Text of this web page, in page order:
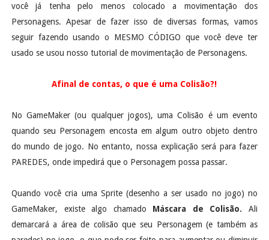
você já tenha pelo menos colocado a movimentação dos
Personagens. Apesar de fazer isso de diversas formas, vamos
seguir fazendo usando o MESMO CÓDIGO que você deve ter
usado se usou nosso tutorial de movimentação de Personagens.
Afinal de contas, o que é uma Colisão?!
No GameMaker (ou qualquer jogos), uma Colisão é um evento
quando seu Personagem encosta em algum outro objeto dentro
do mundo de jogo. No entanto, nossa explicação será para fazer
PAREDES, onde impedirá que o Personagem possa passar.
Quando você cria uma Sprite (desenho a ser usado no jogo) no
GameMaker, existe algo chamado Máscara de Colisão.Ali
demarcará a área de colisão que seu Personagem (e também as